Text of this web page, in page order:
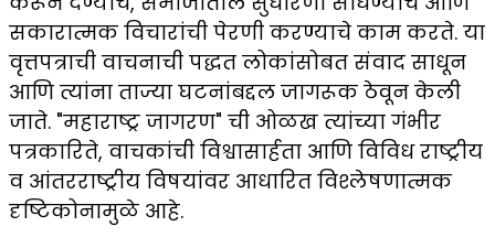
सकारात्मक विचारांची पेरणी करण्याचे काम करते. या
वृत्तपत्राची वाचनाची पद्धत लोकांसोबत संवाद साधून
आणि त्यांना ताज्या घटनांबद्दल जागरूक ठेवून केली
जाते. "महाराष्ट्र जागरण" ची ओळख त्यांच्या गंभीर
पत्रकारिते, वाचकांची विश्वासार्हता आणि विविध राष्ट्रीय
व आंतरराष्ट्रीय विषयांवर आधारित विश्लेषणात्मक
दृष्टिकोनामुळे आहे.